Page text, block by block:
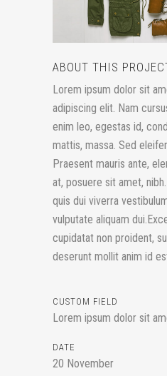
ABOUT THIS
Lorem ipsum dolor sit
adipiscing elit. Nam
enim leo, egestas id,
mattis, massa. Sed
Praesent mauris ante,
at, posuere sit amet,
quis dui viverra
vulputate aliquam
cupidatat non proident,
deserunt mollit anim id
CUSTOM FIELD
Lorem ipsum dolor sit
DATE
20 November